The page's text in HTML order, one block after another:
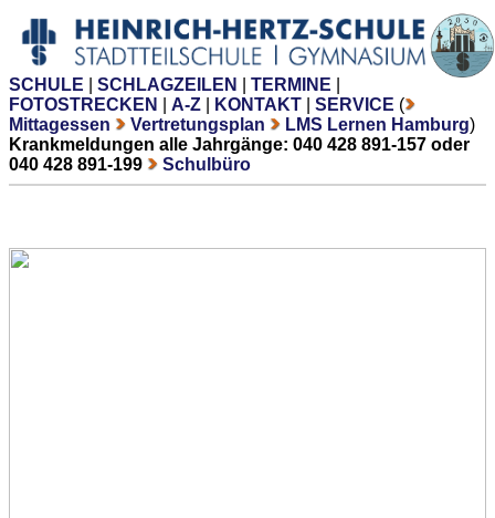
SCHULE SCHLAGZEILEN TERMINE
FOTOSTRECKEN
A-Z KONTAKT SERVICE (
Mittagessen
Vertretungsplan LMS Lernen Hamburg)
Krankmeldungen alle Jahrgänge: 040 428 891-157 oder
040 428 891-199
Schulbüro